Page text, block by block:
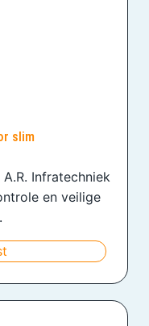
slim
Infratechniek
en veilige